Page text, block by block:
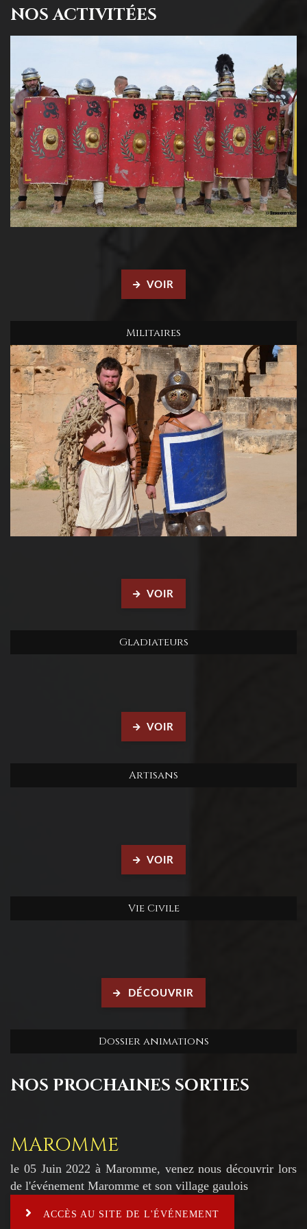
NOS ACTIVITÉES
VOIR
Militaires
VOIR
Gladiateurs
VOIR
Artisans
VOIR
Vie Civile
DÉCOUVRIR
Dossier animations
NOS PROCHAINES SORTIES
MAROMME
le 05 Juin 2022 à Maromme, venez nous découvrir lors
de l'événement Maromme et son village gaulois
ACCÈS AU SITE DE L'ÉVÉNEMENT